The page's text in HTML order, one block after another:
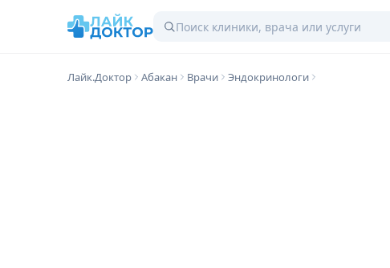
Лайк.Доктор Абакан Врачи Эндокринологи